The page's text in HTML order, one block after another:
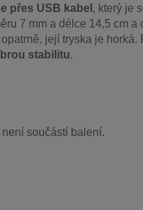
přes USB kabel , který je
7 mm a délce 14,5 cm a
její tryska je horká.
stabilitu.
součástí balení.